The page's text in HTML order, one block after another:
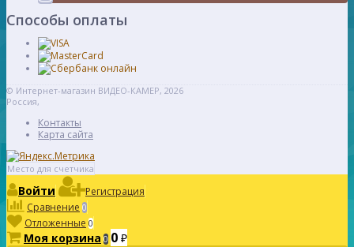
Способы оплаты
© Интернет-магазин ВИДЕО-КАМЕР, 2026
Россия,
Контакты
Карта сайта
Место для счетчика
Войти
Регистрация
Сравнение 0
Отложенные 0
Моя корзина 0 0 ₽